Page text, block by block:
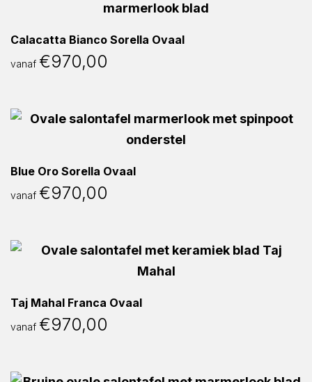
Calacatta Bianco Sorella Ovaal
vanaf €970,00
Blue Oro Sorella Ovaal
vanaf €970,00
Taj Mahal Franca Ovaal
vanaf €970,00